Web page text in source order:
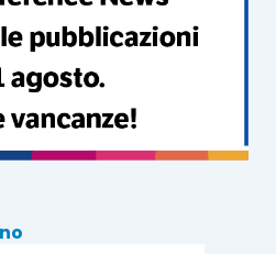
a 1,5 milioni di euro per
con provvedimento del
delle entrate, da
10 giorni dalla scadenza
dell’istanza,
spettante a ciascun